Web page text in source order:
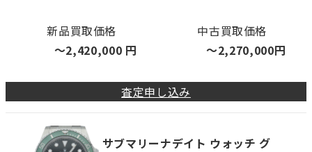
新品買取価格
〜2,420,000 円
中古買取価格
〜2,270,000円
査定申し込み
サブマリーナデイト ウォッチ グ